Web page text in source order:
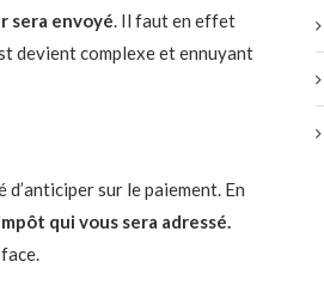
sera envoyé. Il faut en effet
devient complexe et ennuyant
sur le paiement. En
qui vous sera adressé.